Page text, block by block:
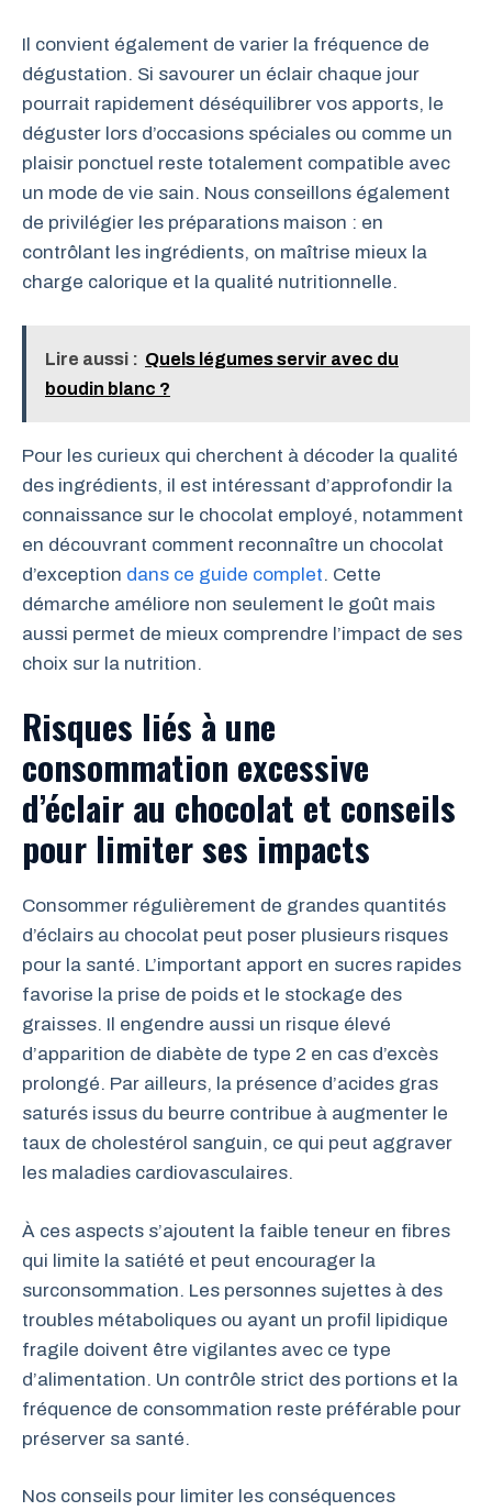
Il convient également de varier la fréquence de
dégustation. Si savourer un éclair chaque jour
pourrait rapidement déséquilibrer vos apports, le
déguster lors d’occasions spéciales ou comme un
plaisir ponctuel reste totalement compatible avec
un mode de vie sain. Nous conseillons également
de privilégier les préparations maison : en
contrôlant les ingrédients, on maîtrise mieux la
charge calorique et la qualité nutritionnelle.
Lire aussi : Quels légumes servir avec du
boudin blanc ?
Pour les curieux qui cherchent à décoder la qualité
des ingrédients, il est intéressant d’approfondir la
connaissance sur le chocolat employé, notamment
en découvrant comment reconnaître un chocolat
d’exception dans ce guide complet. Cette
démarche améliore non seulement le goût mais
aussi permet de mieux comprendre l’impact de ses
choix sur la nutrition.
Risques liés à une
consommation excessive
d’éclair au chocolat et conseils
pour limiter ses impacts
Consommer régulièrement de grandes quantités
d’éclairs au chocolat peut poser plusieurs risques
pour la santé. L’important apport en sucres rapides
favorise la prise de poids et le stockage des
graisses. Il engendre aussi un risque élevé
d’apparition de diabète de type 2 en cas d’excès
prolongé. Par ailleurs, la présence d’acides gras
saturés issus du beurre contribue à augmenter le
taux de cholestérol sanguin, ce qui peut aggraver
les maladies cardiovasculaires.
À ces aspects s’ajoutent la faible teneur en fibres
qui limite la satiété et peut encourager la
surconsommation. Les personnes sujettes à des
troubles métaboliques ou ayant un profil lipidique
fragile doivent être vigilantes avec ce type
d’alimentation. Un contrôle strict des portions et la
fréquence de consommation reste préférable pour
préserver sa santé.
Nos conseils pour limiter les conséquences